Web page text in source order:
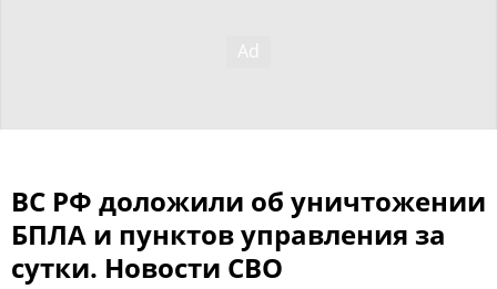
ВС РФ доложили об уничтожении
БПЛА и пунктов управления за
сутки. Новости СВО